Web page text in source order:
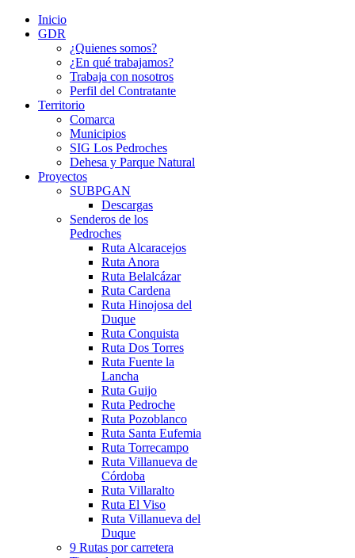
Inicio
GDR
¿Quienes somos?
¿En qué trabajamos?
Trabaja con nosotros
Perfil del Contratante
Territorio
Comarca
Municipios
SIG Los Pedroches
Dehesa y Parque Natural
Proyectos
SUBPGAN
Descargas
Senderos de los
Pedroches
Ruta Alcaracejos
Ruta Anora
Ruta Belalcázar
Ruta Cardena
Ruta Hinojosa del
Duque
Ruta Conquista
Ruta Dos Torres
Ruta Fuente la
Lancha
Ruta Guijo
Ruta Pedroche
Ruta Pozoblanco
Ruta Santa Eufemia
Ruta Torrecampo
Ruta Villanueva de
Córdoba
Ruta Villaralto
Ruta El Viso
Ruta Villanueva del
Duque
9 Rutas por carretera